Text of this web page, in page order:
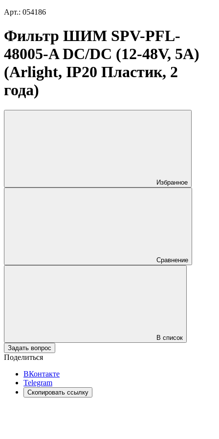
Арт.: 054186
Фильтр ШИМ SPV-PFL-
48005-A DC/DC (12-48V, 5A)
(Arlight, IP20 Пластик, 2
года)
Избранное
Сравнение
В список
Задать вопрос
Поделиться
ВКонтакте
Telegram
Скопировать ссылку